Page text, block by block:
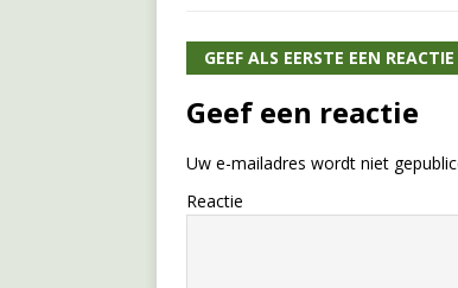
GEEF ALS EERSTE EEN REACTIE
Geef een reactie
Uw e-mailadres wordt niet
Reactie